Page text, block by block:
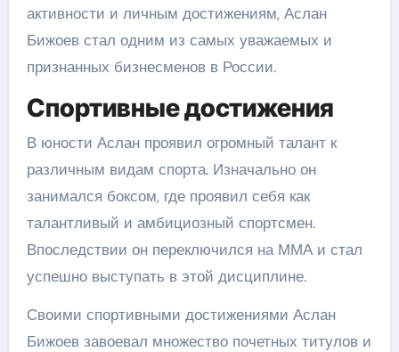
активности и личным достижениям, Аслан
Бижоев стал одним из самых уважаемых и
признанных бизнесменов в России.
Спортивные достижения
В юности Аслан проявил огромный талант к
различным видам спорта. Изначально он
занимался боксом, где проявил себя как
талантливый и амбициозный спортсмен.
Впоследствии он переключился на ММА и стал
успешно выступать в этой дисциплине.
Своими спортивными достижениями Аслан
Бижоев завоевал множество почетных титулов и